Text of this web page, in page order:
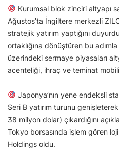
Kurumsal blok zinciri altyapı
Ağustos’ta İngiltere merkezli
stratejik yatırım yaptığını
ortaklığına dönüştüren bu
üzerindeki sermaye piyasaları
acenteliği, ihraç ve teminat
Japonya’nın yene endeksli
Seri B yatırım turunu
38 milyon dolar) çıkardığını
Tokyo borsasında işlem gören
Holdings oldu.